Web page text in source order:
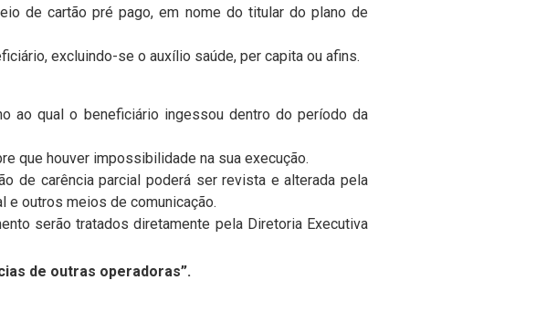
de cartão pré pago, em nome do titular do plano de
excluindo-se o auxílio saúde, per capita ou afins.
ao qual o beneficiário ingessou dentro do período da
que houver impossibilidade na sua execução.
de carência parcial poderá ser revista e alterada pela
e outros meios de comunicação.
serão tratados diretamente pela Diretoria Executiva
de outras operadoras”.